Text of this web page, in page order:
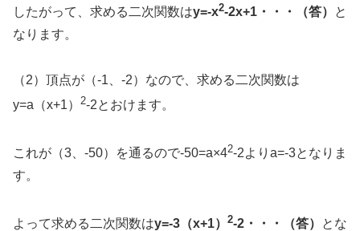
したがって、求める二次関数はy=-x2-2x+1・・・（答）
と
なります。
（2）頂点が（-1、-2）なので、求める二次関数は
y=a（x+1）
2-2とおけます。
これが（3、-50）を通るので-50=a×42-2よりa=-3となりま
す。
よって求める二次関数はy=-3（x+1） 2-2・・・（答） とな